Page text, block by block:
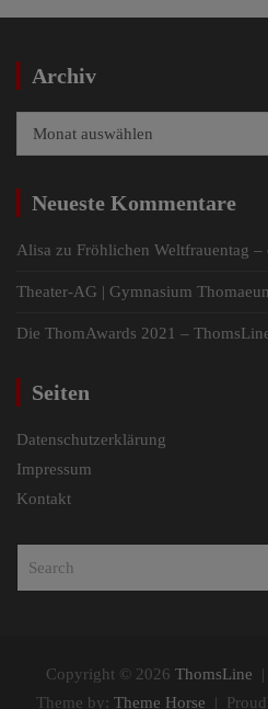
Archiv
Neueste Kommentare
Alisa zu Fröhlichen Weltfrauentag –
Theater-AG | Gymnasium
Die ThomAwards 2021 –
Seiten
Datenschutzerklärung
Impressum
Kontakt
Copyright © 2026 ThomsLine
Theme by: Theme Horse